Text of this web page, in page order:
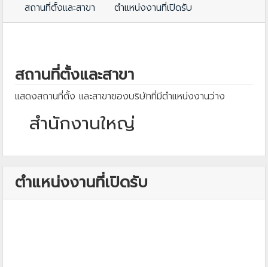
สถานที่ตั้งและสาขา ตำแหน่งงานที่เปิดรับ
สถานที่ตั้งและสาขา
แสดงสถานที่ตั้ง และสาขาของบริษัทที่มีตำแหน่งงานว่าง
สำนักงานใหญ่
ตำแหน่งงานที่เปิดรับ